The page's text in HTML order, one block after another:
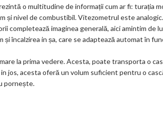
o multitudine de informații cum ar fi: turația
și nivel de combustibil. Vitezometrul este analogic.
completează imaginea generală, aici amintim de
încalzirea in șa, care se adaptează automat în
la prima vedere. Acesta, poate transporta o
acesta oferă un volum suficient pentru o
pornește.